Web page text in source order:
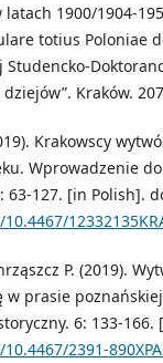
1900/1904-
totius Poloniae
Studencko-
Kraków.
Krakowscy
Wprowadzenie
63-127. [in Polish].
P. (2019).
w prasie
6: 133-166.
2391-